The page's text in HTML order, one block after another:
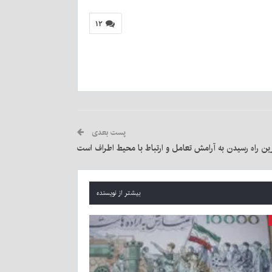
۱۲
پست بعدی
راه رسیدن به آرامش تعامل و ارتباط با محیط اطراف است
بیشتر از نویسنده